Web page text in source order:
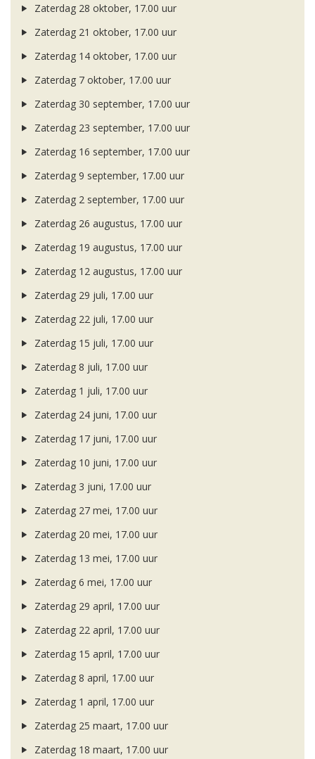
Zaterdag 28 oktober, 17.00 uur
Zaterdag 21 oktober, 17.00 uur
Zaterdag 14 oktober, 17.00 uur
Zaterdag 7 oktober, 17.00 uur
Zaterdag 30 september, 17.00 uur
Zaterdag 23 september, 17.00 uur
Zaterdag 16 september, 17.00 uur
Zaterdag 9 september, 17.00 uur
Zaterdag 2 september, 17.00 uur
Zaterdag 26 augustus, 17.00 uur
Zaterdag 19 augustus, 17.00 uur
Zaterdag 12 augustus, 17.00 uur
Zaterdag 29 juli, 17.00 uur
Zaterdag 22 juli, 17.00 uur
Zaterdag 15 juli, 17.00 uur
Zaterdag 8 juli, 17.00 uur
Zaterdag 1 juli, 17.00 uur
Zaterdag 24 juni, 17.00 uur
Zaterdag 17 juni, 17.00 uur
Zaterdag 10 juni, 17.00 uur
Zaterdag 3 juni, 17.00 uur
Zaterdag 27 mei, 17.00 uur
Zaterdag 20 mei, 17.00 uur
Zaterdag 13 mei, 17.00 uur
Zaterdag 6 mei, 17.00 uur
Zaterdag 29 april, 17.00 uur
Zaterdag 22 april, 17.00 uur
Zaterdag 15 april, 17.00 uur
Zaterdag 8 april, 17.00 uur
Zaterdag 1 april, 17.00 uur
Zaterdag 25 maart, 17.00 uur
Zaterdag 18 maart, 17.00 uur